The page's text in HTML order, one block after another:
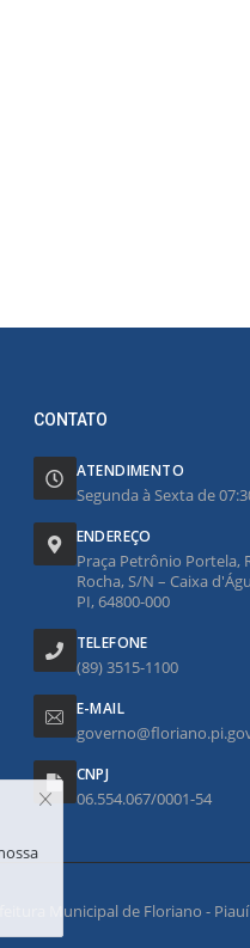
CONTATO
ATENDIMENTO
Segunda à Sexta de
ENDEREÇO
Praça Petrônio Portela,
Rocha, S/N – Caixa
PI, 64800-000
TELEFONE
(89) 3515-1100
E-MAIL
CNPJ
06.554.067/0001-54
Municipal de Floriano -